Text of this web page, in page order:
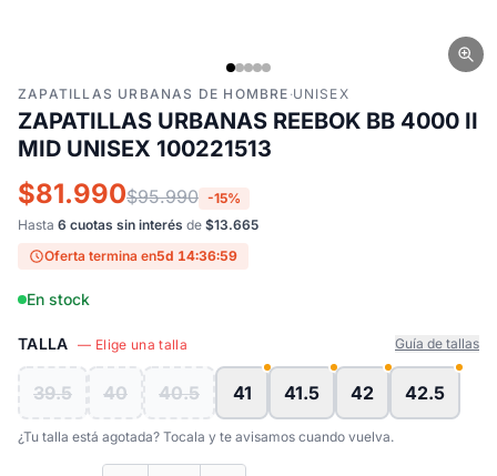
ZAPATILLAS URBANAS DE HOMBRE ·UNISEX
ZAPATILLAS URBANAS REEBOK BB 4000 II
MID UNISEX 100221513
$81.990$95.990 -15%
Hasta 6 cuotas sin interés de $13.665
Oferta termina en5d 14:36:59
En stock
TALLA — Elige una talla Guía de tallas
39.5 40 40.5 41 41.5 42 42.5
¿Tu talla está agotada? Tocala y te avisamos cuando vuelva.